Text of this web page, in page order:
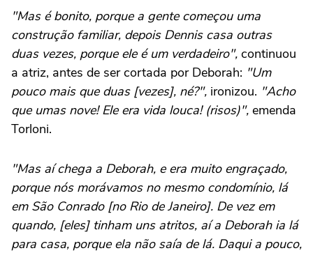
"Mas é bonito, porque a gente começou uma
construção familiar, depois Dennis casa outras
duas vezes, porque ele é um verdadeiro", continuou
a atriz, antes de ser cortada por Deborah: "Um
pouco mais que duas [vezes], né?", ironizou. "Acho
que umas nove! Ele era vida louca! (risos)", emenda
Torloni.
"Mas aí chega a Deborah, e era muito engraçado,
porque nós morávamos no mesmo condomínio, lá
em São Conrado [no Rio de Janeiro]. De vez em
quando, [eles] tinham uns atritos, aí a Deborah ia lá
para casa, porque ela não saía de lá. Daqui a pouco,